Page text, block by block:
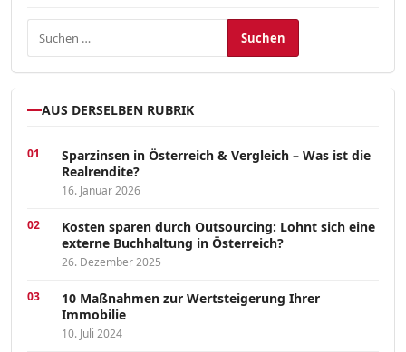
Suchen nach:
AUS DERSELBEN RUBRIK
Sparzinsen in Österreich & Vergleich – Was ist die
Realrendite?
16. Januar 2026
Kosten sparen durch Outsourcing: Lohnt sich eine
externe Buchhaltung in Österreich?
26. Dezember 2025
10 Maßnahmen zur Wertsteigerung Ihrer
Immobilie
10. Juli 2024